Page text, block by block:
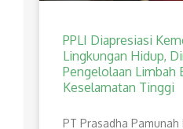
PPLI Diapresiasi
Lingkungan Hidup,
Pengelolaan Limbah
Keselamatan Tinggi
PT Prasadha Pamunah